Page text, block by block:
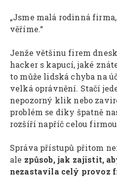
„Jsme malá rodinná
věříme.“
Jenže většinu firem
hacker s kapucí, jaké
to může lidská chyba na
velká oprávnění. Stačí
nepozorný klik nebo
problém se díky špatně
rozšíří napříč celou
Správa přístupů přitom
ale způsob, jak zajistit,
nezastavila celý provoz